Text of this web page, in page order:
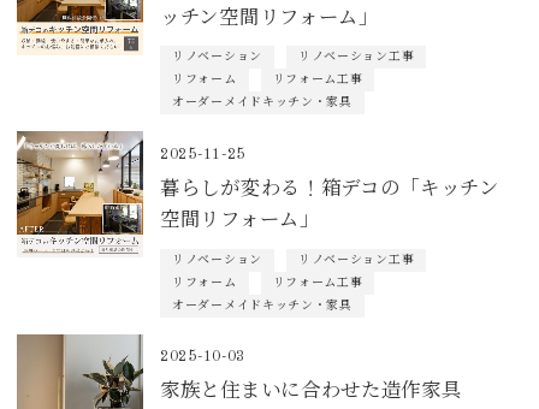
ッチン空間リフォーム」
リノベーション
リノベーション工事
リフォーム
リフォーム工事
オーダーメイドキッチン・家具
2025-11-25
暮らしが変わる！箱デコの「キッチン
空間リフォーム」
リノベーション
リノベーション工事
リフォーム
リフォーム工事
オーダーメイドキッチン・家具
2025-10-03
家族と住まいに合わせた造作家具